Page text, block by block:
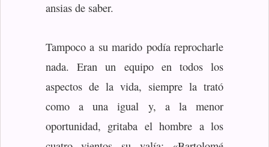
ansias de saber.
Tampoco a su marido podía reprocharle
nada. Eran un equipo en todos los
aspectos de la vida, siempre la trató
como a una igual y, a la menor
oportunidad, gritaba el hombre a los